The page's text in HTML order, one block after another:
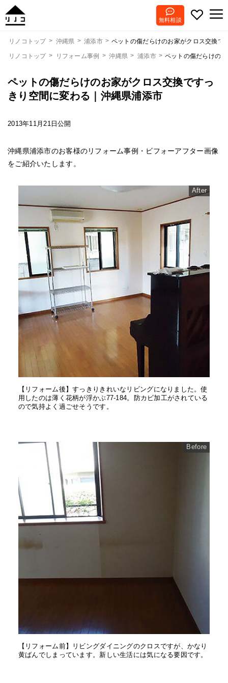
無料相談
リノコトップ 沖縄県 浦添市 ペットの傷だらけのお家がクロス交換で
リノコトップ リフォーム事例 沖縄県 浦添市 ペットの傷だらけの
ペットの傷だらけのお家がクロス交換ですっ
きり空間に変わる｜沖縄県浦添市
2013年11月21日公開
沖縄県浦添市のお客様のリフォーム事例・ビフォーアフター画像
をご紹介いたします。
After
【リフォーム後】すっきりきれいなリビングになりました。使
用したのは薄く花柄が浮かぶ77-184。防カビ加工がされている
ので気持よく過ごせそうです。
Before
【リフォーム前】リビングダイニングのクロスですが、かなり
黄ばんでしまっています。新しい生活には気になる要因です。